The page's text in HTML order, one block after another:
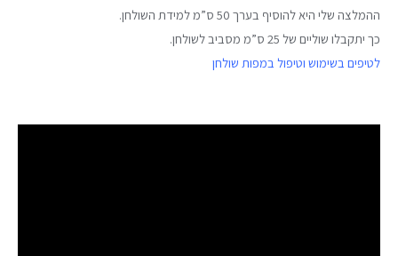
ההמלצה שלי היא להוסיף בערך 50 ס”מ למידת השולחן.
כך יתקבלו שוליים של 25 ס”מ מסביב לשולחן.
לטיפים בשימוש וטיפול במפות שולחן